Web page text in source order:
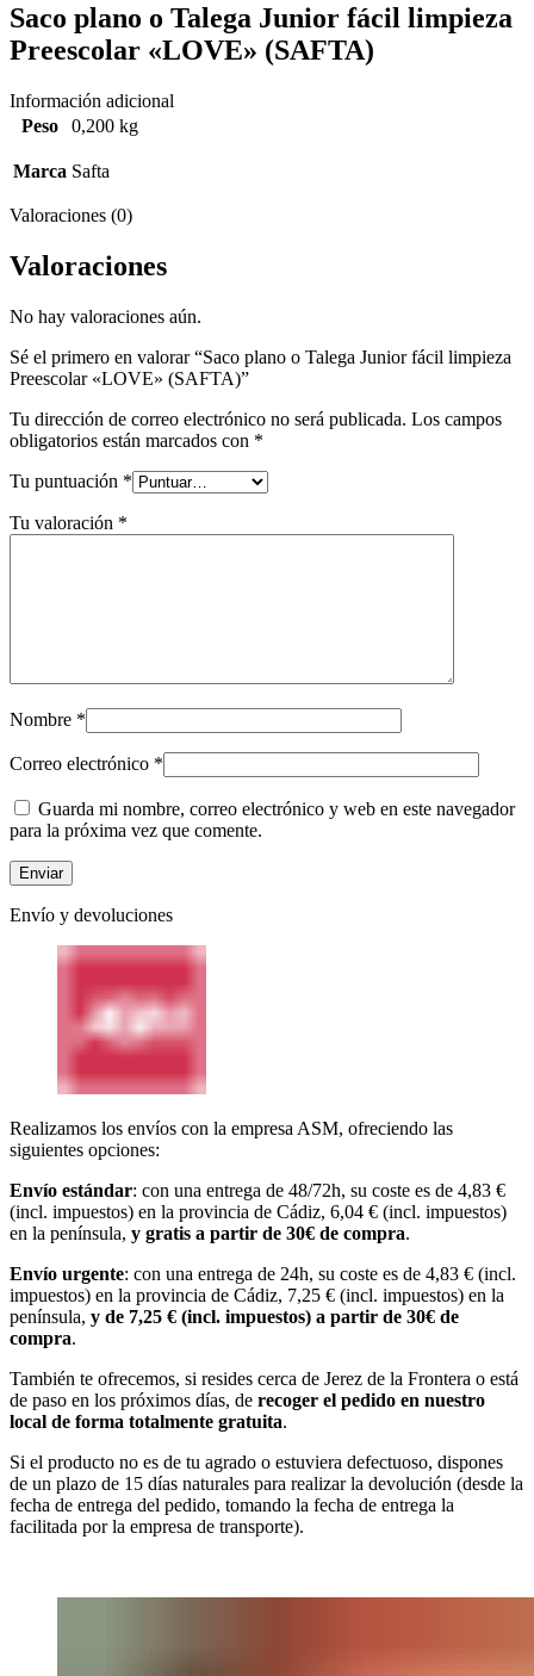
Saco plano o Talega Junior fácil limpieza
Preescolar «LOVE» (SAFTA)
Información adicional
Peso
0,200 kg
Marca Safta
Valoraciones (0)
Valoraciones
No hay valoraciones aún.
Sé el primero en valorar “Saco plano o Talega Junior fácil limpieza
Preescolar «LOVE» (SAFTA)”
Tu dirección de correo electrónico no será publicada. Los campos
obligatorios están marcados con *
Tu puntuación *
Tu valoración *
Nombre *
Correo electrónico *
Guarda mi nombre, correo electrónico y web en este navegador
para la próxima vez que comente.
Envío y devoluciones
Realizamos los envíos con la empresa ASM, ofreciendo las
siguientes opciones:
Envío estándar: con una entrega de 48/72h, su coste es de 4,83 €
(incl. impuestos) en la provincia de Cádiz, 6,04 € (incl. impuestos)
en la península, y gratis a partir de 30€ de compra.
Envío urgente: con una entrega de 24h, su coste es de 4,83 € (incl.
impuestos) en la provincia de Cádiz, 7,25 € (incl. impuestos) en la
península, y de 7,25 € (incl. impuestos) a partir de 30€ de
compra.
También te ofrecemos, si resides cerca de Jerez de la Frontera o está
de paso en los próximos días, de recoger el pedido en nuestro
local de forma totalmente gratuita.
Si el producto no es de tu agrado o estuviera defectuoso, dispones
de un plazo de 15 días naturales para realizar la devolución (desde la
fecha de entrega del pedido, tomando la fecha de entrega la
facilitada por la empresa de transporte).